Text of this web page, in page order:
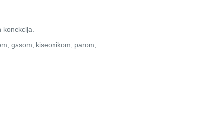
gasom, kiseonikom, parom,